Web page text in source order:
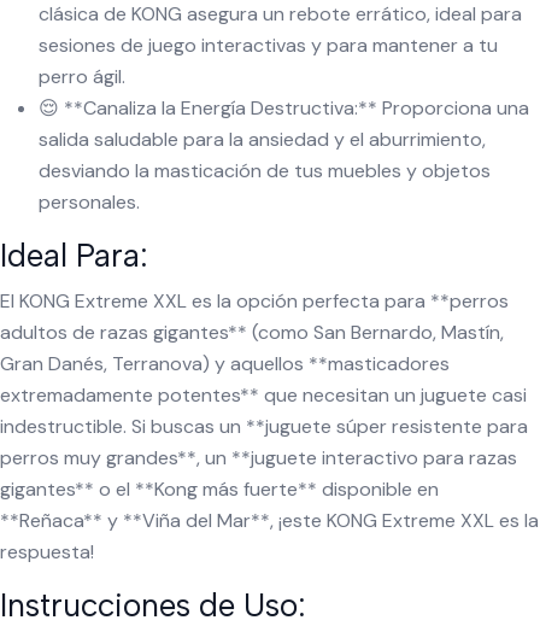
clásica de KONG asegura un rebote errático, ideal para
sesiones de juego interactivas y para mantener a tu
perro ágil.
😌 **Canaliza la Energía Destructiva:** Proporciona una
salida saludable para la ansiedad y el aburrimiento,
desviando la masticación de tus muebles y objetos
personales.
Ideal Para:
El KONG Extreme XXL es la opción perfecta para **perros
adultos de razas gigantes** (como San Bernardo, Mastín,
Gran Danés, Terranova) y aquellos **masticadores
extremadamente potentes** que necesitan un juguete casi
indestructible. Si buscas un **juguete súper resistente para
perros muy grandes**, un **juguete interactivo para razas
gigantes** o el **Kong más fuerte** disponible en
**Reñaca** y **Viña del Mar**, ¡este KONG Extreme XXL es la
respuesta!
Instrucciones de Uso: